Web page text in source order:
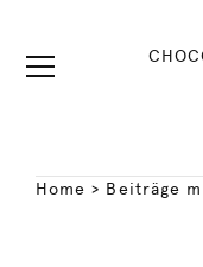
Home > Beiträge